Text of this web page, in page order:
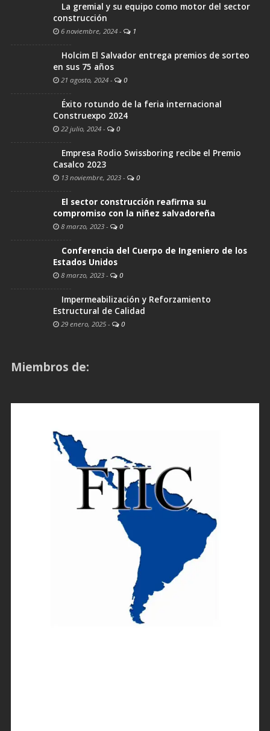
La gremial y su equipo como motor del sector
construcción
6 noviembre, 2024 - 1
Holcim El Salvador entrega premios de sorteo
en sus 75 años
21 agosto, 2024 - 0
Éxito rotundo de la feria internacional
Construexpo 2024
22 julio, 2024 - 0
Empresa Rodio Swissboring recibe el Premio
Casalco 2023
13 noviembre, 2023 - 0
El sector construcción reafirma su
compromiso con la niñez salvadoreña
8 marzo, 2023 - 0
Conferencia del Cuerpo de Ingeniero de los
Estados Unidos
8 marzo, 2023 - 0
Impermeabilización y Reforzamiento
Estructural de Calidad
29 enero, 2025 - 0
Miembros de: